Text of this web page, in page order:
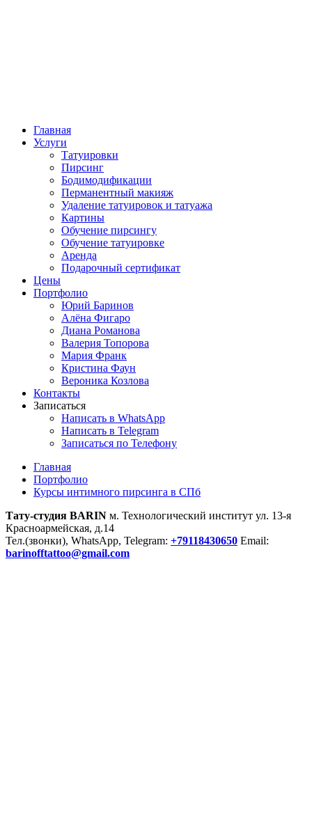
Главная
Услуги
Татуировки
Пирсинг
Бодимодификации
Перманентный макияж
Удаление татуировок и татуажа
Картины
Обучение пирсингу
Обучение татуировке
Аренда
Подарочный сертификат
Цены
Портфолио
Юрий Баринов
Алёна Фигаро
Диана Романова
Валерия Топорова
Мария Франк
Кристина Фаун
Вероника Козлова
Контакты
Записаться
Написать в WhatsApp
Написать в Telegram
Записаться по Телефону
Главная
Портфолио
Курсы интимного пирсинга в СПб
Тату-студия BARIN м. Технологический институт ул. 13-я
Красноармейская, д.14
Тел.(звонки), WhatsApp, Telegram: +79118430650 Email:
barinofftattoo@gmail.com